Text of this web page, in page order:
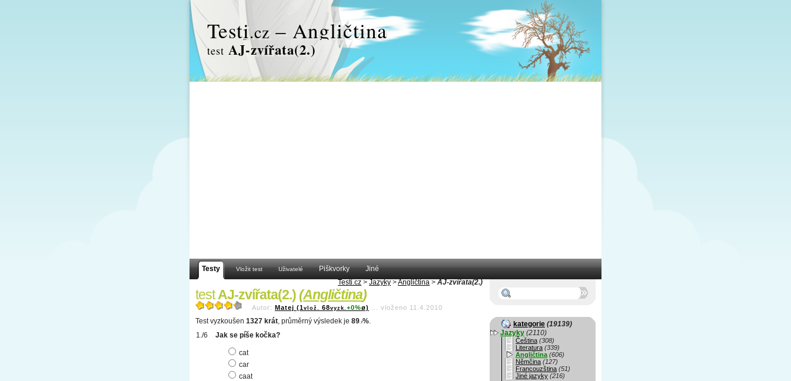
Testi.cz – Angličtina
test AJ-zvířata(2.)
Testy Vložit test Uživatelé Piškvorky
Jiné
Testi.cz > Jazyky >Angličtina > AJ-zvířata(2.)
testAJ-zvířata(2.)(Angličtina)
Autor: Matej (1vlož. 68vyzk. +0%ø) vloženo 11.4.2010
Test vyzkoušen 1327 krát, průměrný výsledek je 89 .7%.
Jak se píše kočka?
cat
car
caat
kategorie (19139)
Jazyky (2110)
Čeština (308)
Literatura (339)
Angličtina (606)
Němčina (127)
Francouzština (51)
Jiné jazyky (216)